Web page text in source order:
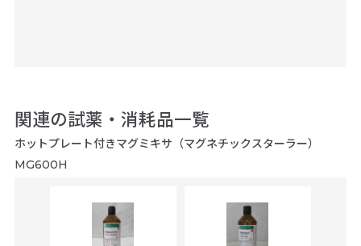
関連の試薬・消耗品一覧
ホットプレート付きマグミキサ（マグネチックスターラー）
MG600H